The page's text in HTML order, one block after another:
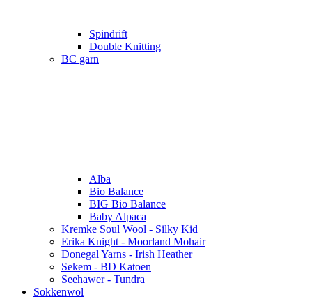
Spindrift
Double Knitting
BC garn
Alba
Bio Balance
BIG Bio Balance
Baby Alpaca
Kremke Soul Wool - Silky Kid
Erika Knight - Moorland Mohair
Donegal Yarns - Irish Heather
Sekem - BD Katoen
Seehawer - Tundra
Sokkenwol